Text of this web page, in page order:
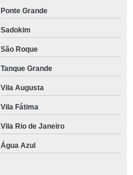
Ponte Grande
Sadokim
São Roque
Tanque Grande
Vila Augusta
Vila Fátima
Vila Rio de Janeiro
Água Azul